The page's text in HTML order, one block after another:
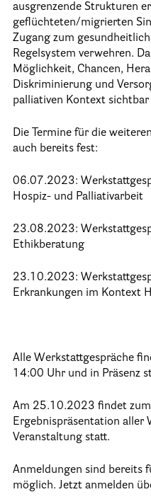
Betreuung im
Kinder
Betreuung
Patientenverfügung –
25 Jahre HPV Berlin
Berliner
Berliner
Aktion:
Presse
ausgrenzende Strukturen
geflüchteten/migrierten
Zugang zum
Regelsystem verwehren.
Möglichkeit, Chancen,
Diskriminierung und
palliativen Kontext sichtbar
Die Termine für die
auch bereits fest:
06.07.2023:
Hospiz- und Palliativarbeit
23.08.2023:
Ethikberatung
23.10.2023:
Erkrankungen im Kontext
Alle Werkstattgespräche
14:00 Uhr und in Präsenz
Am 25.10.2023 findet zum
Ergebnispräsentation aller
Veranstaltung statt.
Anmeldungen sind bereits
möglich. Jetzt anmelden